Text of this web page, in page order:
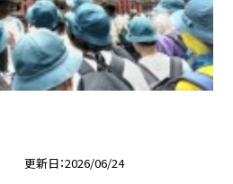
更新日 2026/06/24